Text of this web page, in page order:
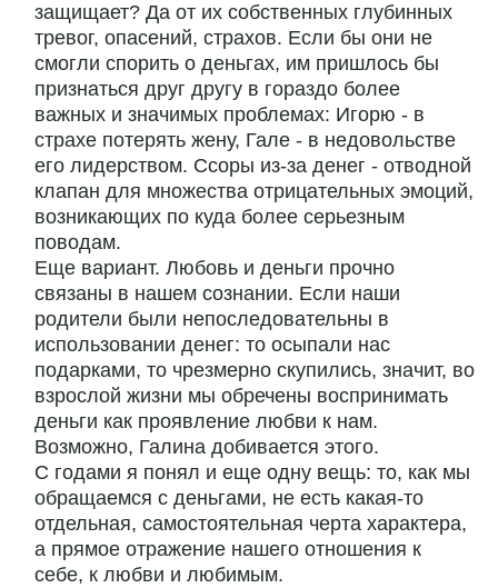
защищает? Да от их собственных глубинных
тревог, опасений, страхов. Если бы они не
смогли спорить о деньгах, им пришлось бы
признаться друг другу в гораздо более
важных и значимых проблемах: Игорю - в
страхе потерять жену, Гале - в недовольстве
его лидерством. Ссоры из-за денег - отводной
клапан для множества отрицательных эмоций,
возникающих по куда более серьезным
поводам.
Еще вариант. Любовь и деньги прочно
связаны в нашем сознании. Если наши
родители были непоследовательны в
использовании денег: то осыпали нас
подарками, то чрезмерно скупились, значит, во
взрослой жизни мы обречены воспринимать
деньги как проявление любви к нам.
Возможно, Галина добивается этого.
С годами я понял и еще одну вещь: то, как мы
обращаемся с деньгами, не есть какая-то
отдельная, самостоятельная черта характера,
а прямое отражение нашего отношения к
себе, к любви и любимым.